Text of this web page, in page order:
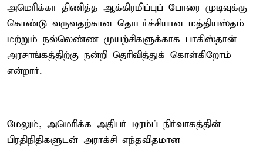
அமெரிக்கா திணித்த ஆக்கிரமிப்புப் போரை முடிவுக்கு
கொண்டு வருவதற்கான தொடர்ச்சியான மத்தியஸ்தம்
மற்றும் நல்லெண்ண முயற்சிகளுக்காக பாகிஸ்தான்
அரசாங்கத்திற்கு நன்றி தெரிவித்துக் கொள்கிறோம்
என்றார்.
மேலும், அமெரிக்க அதிபர் டிரம்ப் நிர்வாகத்தின்
பிரதிநிதிகளுடன் அராக்சி எந்தவிதமான